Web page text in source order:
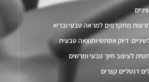
מתקדמים למראה טבעי ובריא
דיוק אסתטי ותוצאה טבעית
לעיצוב חיוך טבעי ומרשים
דנטליים קצרים